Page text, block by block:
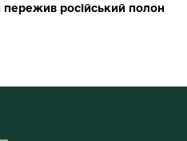
пережив російський полон